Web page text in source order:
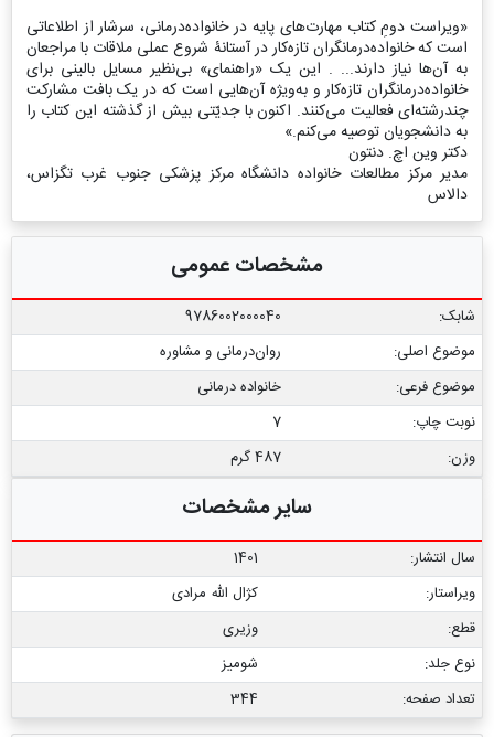
«ویراست دومِ کتاب مهارت‌های پایه در خانواده‌درمانی، سرشار از اطلاعاتی
است که خانواده‌درمانگران تازه‌کار در آستانۀ شروع عملی ملاقات با مراجعان
به آن‌ها نیاز دارند... . این یک «راهنمای» بی‌نظیر مسایل بالینی برای
خانواده‌درمانگران تازه‌کار و به‌ویژه آن‌هایی است که در یک بافت مشارکت
چندرشته‌ای فعالیت می‌کنند. اکنون با جدیّتی بیش از گذشته این کتاب را
به دانشجویان توصیه می‌کنم.»
دکتر وین اچ. دنتون
مدیر مرکز مطالعات خانواده دانشگاه مرکز پزشکی جنوب غرب تگزاس،
دالاس
مشخصات عمومی
شابک:
9786002000040
موضوع اصلی:
روان‌درمانی و مشاوره
موضوع فرعی:
خانواده درمانی
نوبت چاپ:
7
وزن:
487 گرم
سایر مشخصات
سال انتشار:
1401
ویراستار:
کژال الله مرادی
قطع:
وزیری
نوع جلد:
شومیز
تعداد صفحه:
344